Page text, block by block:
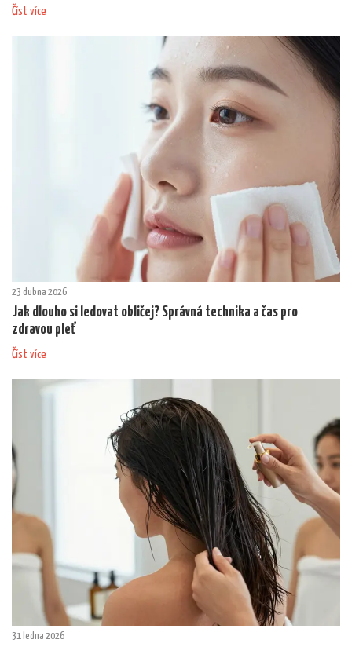
Číst více
23 dubna 2026
Jak dlouho si ledovat obličej? Správná technika a čas pro
zdravou pleť
Číst více
31 ledna 2026